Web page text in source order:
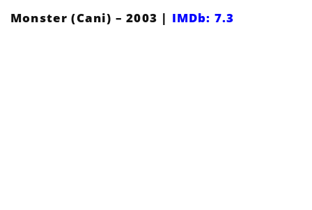
Monster (Cani) – 2003 | IMDb: 7.3